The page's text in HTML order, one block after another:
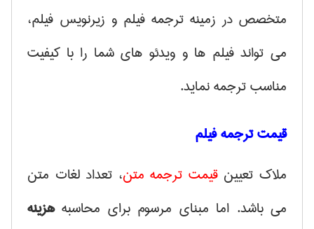
متخصص در زمینه ترجمه فیلم و زیرنویس فیلم،
می تواند فیلم ها و ویدئو های شما را با کیفیت
مناسب ترجمه نماید.
قیمت ترجمه فیلم
ملاک تعیینقیمت ترجمه متن، تعداد لغات متن
می باشد. اما مبنای مرسوم برای محاسبههزینه